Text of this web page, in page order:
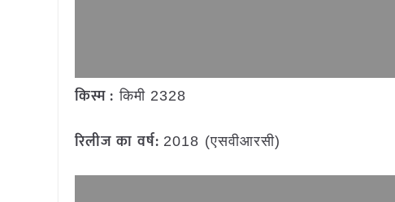
किस्म : किमी 2328
रिलीज का वर्ष: 2018 (एसवीआरसी)